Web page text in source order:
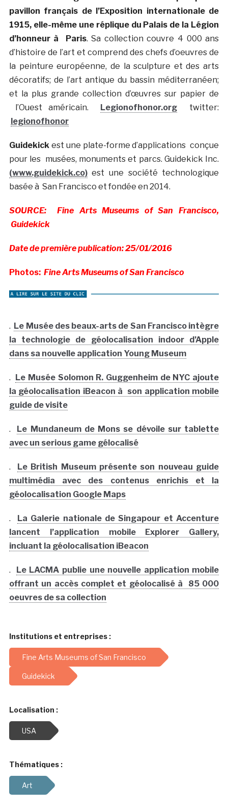
pavillon français de l’Exposition internationale de
1915, elle-même une réplique du Palais de la Légion
d’honneur à Paris. Sa collection couvre 4 000 ans
d’histoire de l’art et comprend des chefs d’oeuvres de
la peinture européenne, de la sculpture et des arts
décoratifs; de l’art antique du bassin méditerranéen;
et la plus grande collection d’œuvres sur papier de
l’Ouest américain. Legionofhonor.org twitter:
legionofhonor
Guidekick est une plate-forme d’applications conçue
pour les musées, monuments et parcs. Guidekick Inc.
(www.guidekick.co)est une société technologique
basée à San Francisco et fondée en 2014.
SOURCE: Fine Arts Museums of San Francisco,
Guidekick
Date de première publication: 25/01/2016
Photos: Fine Arts Museums of San Francisco
. Le Musée des beaux-arts de San Francisco intègre
la technologie de géolocalisation indoor d’Apple
dans sa nouvelle application Young Museum
.
Le Musée Solomon R. Guggenheim de NYC ajoute
la géolocalisation iBeacon à son application mobile
guide de visite
.
Le Mundaneum de Mons se dévoile sur tablette
avec un serious game gélocalisé
.
Le British Museum présente son nouveau guide
multimédia avec des contenus enrichis et la
géolocalisation Google Maps
.
La Galerie nationale de Singapour et Accenture
lancent l’application mobile Explorer Gallery,
incluant la géolocalisation iBeacon
.
Le LACMA publie une nouvelle application mobile
offrant un accès complet et géolocalisé à 85 000
oeuvres de sa collection
Institutions et entreprises :
Fine Arts Museums of San Francisco
Guidekick
Localisation :
USA
Thématiques :
Art